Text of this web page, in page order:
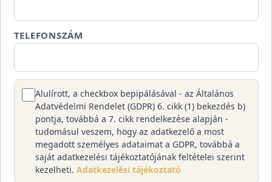
TELEFONSZÁM
Alulírott, a checkbox bepipálásával - az Általános
Adatvédelmi Rendelet (GDPR) 6. cikk (1) bekezdés b)
pontja, továbbá a 7. cikk rendelkezése alapján -
tudomásul veszem, hogy az adatkezelő a most
megadott személyes adataimat a GDPR, továbbá a
saját adatkezelési tájékoztatójának feltételei szerint
kezelheti. Adatkezelési tájékoztató